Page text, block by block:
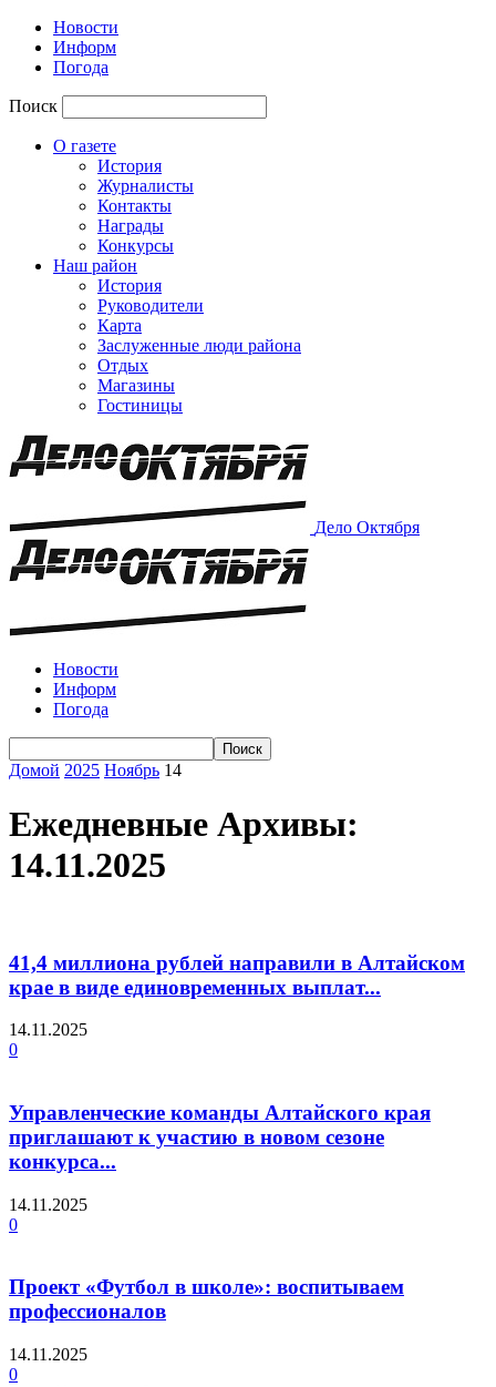
Новости
Информ
Погода
Поиск
О газете
История
Журналисты
Контакты
Награды
Конкурсы
Наш район
История
Руководители
Карта
Заслуженные люди района
Отдых
Магазины
Гостиницы
Дело Октября
Новости
Информ
Погода
Домой 2025 Ноябрь 14
Ежедневные Архивы:
14.11.2025
41,4 миллиона рублей направили в Алтайском
крае в виде единовременных выплат...
14.11.2025
0
Управленческие команды Алтайского края
приглашают к участию в новом сезоне
конкурса...
14.11.2025
0
Проект «Футбол в школе»: воспитываем
профессионалов
14.11.2025
0